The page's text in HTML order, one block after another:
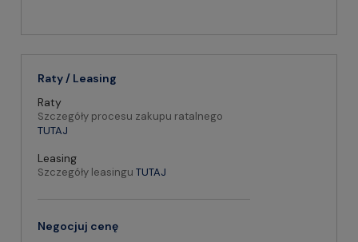
Raty / Leasing
Raty
Szczegóły procesu zakupu ratalnego
TUTAJ
Leasing
Szczegóły leasingu TUTAJ
Negocjuj cenę